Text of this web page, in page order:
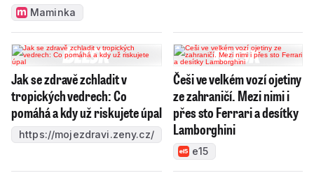
Maminka
Jak se zdravě zchladit v
tropických vedrech: Co
pomáhá a kdy už riskujete úpal
https://mojezdravi.zeny.cz/
Češi ve velkém vozí ojetiny
ze zahraničí. Mezi nimi i
přes sto Ferrari a desítky
Lamborghini
e15